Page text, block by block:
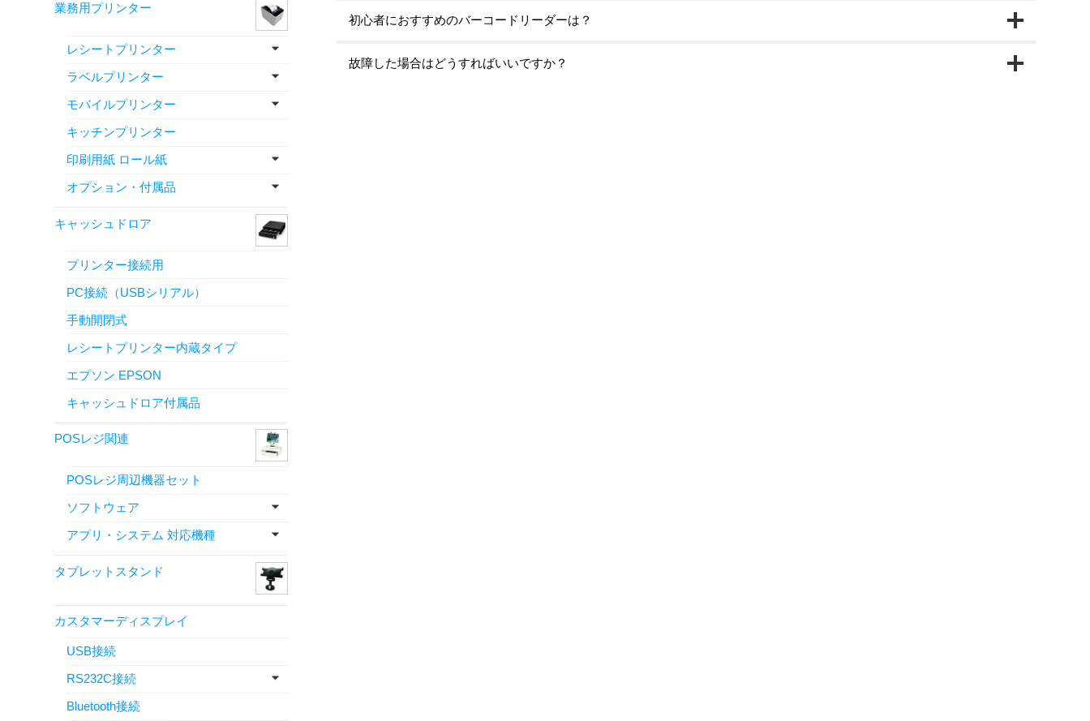
初心者におすすめのバーコードリーダーは？
故障した場合はどうすればいいですか？
業務用プリンター
レシートプリンター
ラベルプリンター
モバイルプリンター
キッチンプリンター
印刷用紙 ロール紙
オプション・付属品
キャッシュドロア
プリンター接続用
PC接続（USBシリアル）
手動開閉式
レシートプリンター内蔵タイプ
エプソン EPSON
キャッシュドロア付属品
POSレジ関連
POSレジ周辺機器セット
ソフトウェア
アプリ・システム 対応機種
タブレットスタンド
カスタマーディスプレイ
USB接続
RS232C接続
Bluetooth接続